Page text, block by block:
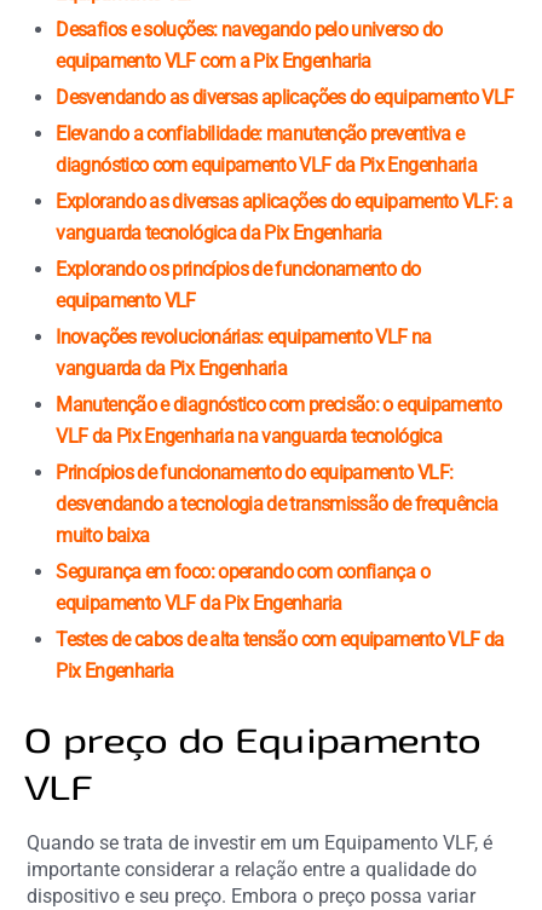
Desafios e soluções: navegando pelo universo do
equipamento VLF com a Pix Engenharia
Desvendando as diversas aplicações do equipamento VLF
Elevando a confiabilidade: manutenção preventiva e
diagnóstico com equipamento VLF da Pix Engenharia
Explorando as diversas aplicações do equipamento VLF: a
vanguarda tecnológica da Pix Engenharia
Explorando os princípios de funcionamento do
equipamento VLF
Inovações revolucionárias: equipamento VLF na
vanguarda da Pix Engenharia
Manutenção e diagnóstico com precisão: o equipamento
VLF da Pix Engenharia na vanguarda tecnológica
Princípios de funcionamento do equipamento VLF:
desvendando a tecnologia de transmissão de frequência
muito baixa
Segurança em foco: operando com confiança o
equipamento VLF da Pix Engenharia
Testes de cabos de alta tensão com equipamento VLF da
Pix Engenharia
O preço do Equipamento
VLF
Quando se trata de investir em um Equipamento VLF, é
importante considerar a relação entre a qualidade do
dispositivo e seu preço. Embora o preço possa variar